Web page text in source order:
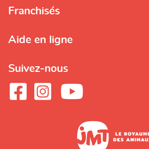
Franchisés
Aide en ligne
Suivez-nous